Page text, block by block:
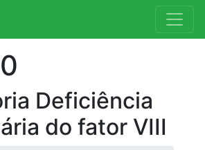
Deficiência
do fator VIII